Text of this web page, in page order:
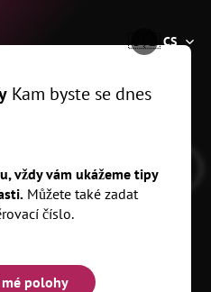
🇨🇿CS
Kam byste se dnes
vždy vám ukážeme tipy
Můžete také zadat
číslo.
mé polohy